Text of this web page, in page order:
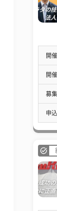
開
開
募
申